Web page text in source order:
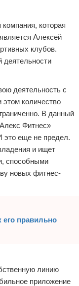
которая
Алексей
клубов.
деятельности
деятельность с
этом количество
В данный
Фитнес»
это еще не предел.
и ищет
способными
новых фитнес-
его правильно
линию
приложение